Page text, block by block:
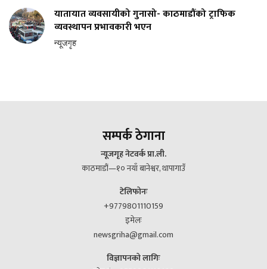
यातायात व्यवसायीको गुनासो- काठमाडौंको ट्राफिक
व्यवस्थापन प्रभावकारी भएन
न्यूजगृह
सम्पर्क ठेगाना
न्यूजगृह नेटवर्क प्रा.ली.
काठमाडौं—१० नयाँ बानेश्वर, थापागाउँ
टेलिफोनः
+9779801110159
इमेलः
newsgriha@gmail.com
विज्ञापनको लागिः